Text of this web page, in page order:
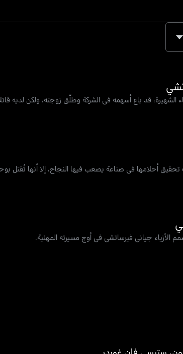
الشهيرة، قد باع أسهمه في الشركة وطلّق زوجته، ولكن لديه
أحلامها في صناعة يصعب فيها النجاح، إلا أنها تُقتل